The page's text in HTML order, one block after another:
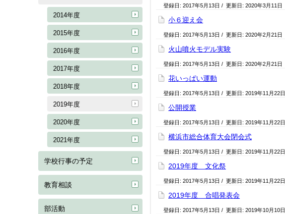
2014年度
2015年度
2016年度
2017年度
2018年度
2019年度
2020年度
2021年度
学校行事の予定
教育相談
部活動
登録日: 2017年5月13日 / 更新日: 2020年3月11日
小６迎え会
登録日: 2017年5月13日 / 更新日: 2020年2月21日
火山噴火モデル実験
登録日: 2017年5月13日 / 更新日: 2020年2月21日
花いっぱい運動
登録日: 2017年5月13日 / 更新日: 2019年11月22日
公開授業
登録日: 2017年5月13日 / 更新日: 2019年11月22日
横浜市総合体育大会閉会式
登録日: 2017年5月13日 / 更新日: 2019年11月22日
2019年度 文化祭
登録日: 2017年5月13日 / 更新日: 2019年11月22日
2019年度 合唱発表会
登録日: 2017年5月13日 / 更新日: 2019年10月10日